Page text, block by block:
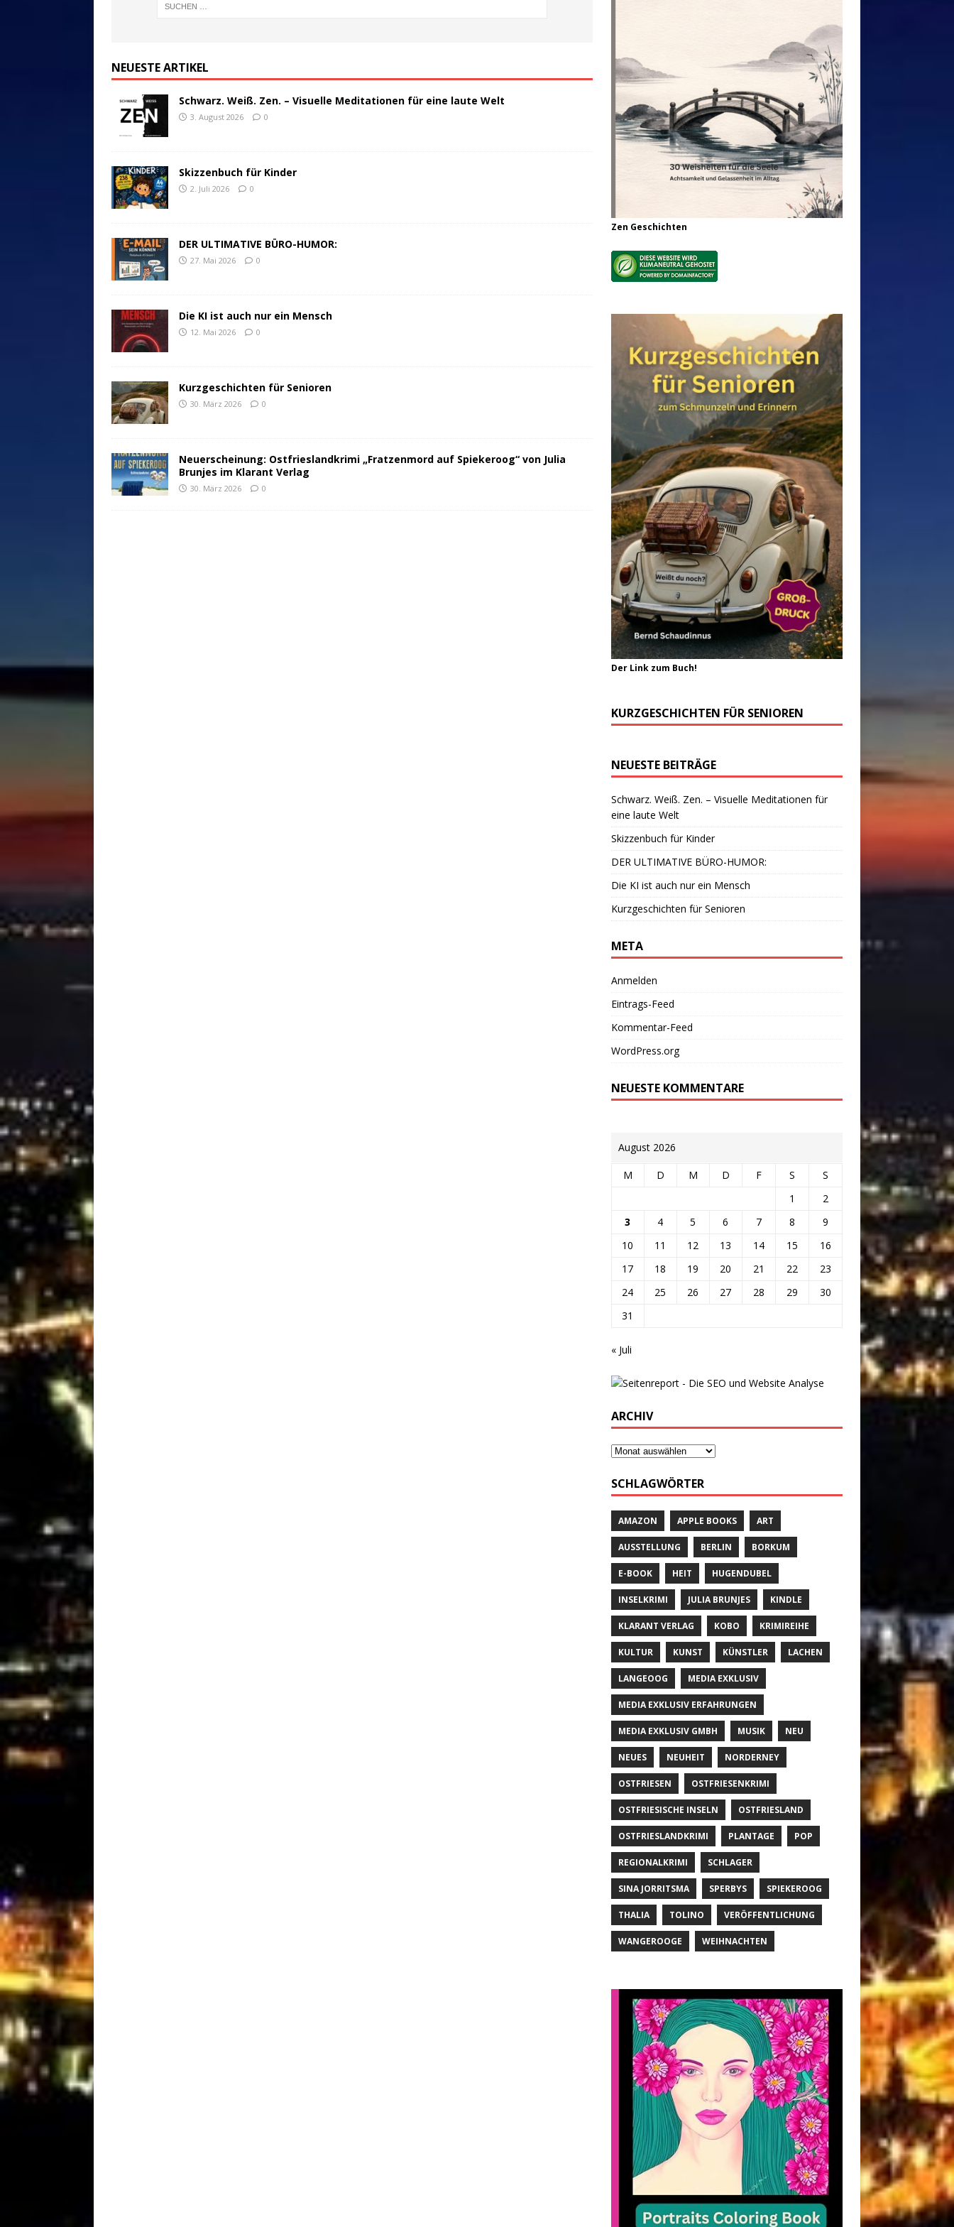
NEUESTE ARTIKEL
Schwarz. Weiß. Zen. – Visuelle Meditationen für eine laute Welt
3. August 2026 0
Skizzenbuch für Kinder
2. Juli 2026 0
DER ULTIMATIVE BÜRO-HUMOR:
27. Mai 2026 0
Die KI ist auch nur ein Mensch
12. Mai 2026 0
Kurzgeschichten für Senioren
30. März 2026 0
Neuerscheinung: Ostfrieslandkrimi „Fratzenmord auf Spiekeroog“ von Julia
Brunjes im Klarant Verlag
30. März 2026 0
Zen Geschichten
Der Link zum Buch!
KURZGESCHICHTEN FÜR SENIOREN
NEUESTE BEITRÄGE
Schwarz. Weiß. Zen. – Visuelle Meditationen für
eine laute Welt
Skizzenbuch für Kinder
DER ULTIMATIVE BÜRO-HUMOR:
Die KI ist auch nur ein Mensch
Kurzgeschichten für Senioren
META
Anmelden
Eintrags-Feed
Kommentar-Feed
WordPress.org
NEUESTE KOMMENTARE
August 2026
M D M D F S
S
1
2
3
4 5 6 7 8
9
10
11 12 13 14 15
16
17
18 19 20 21 22
23
24
25 26 27 28 29
30
31
« Juli
ARCHIV
SCHLAGWÖRTER
AMAZON APPLE BOOKS ART
AUSSTELLUNG BERLIN BORKUM
E-BOOK HEIT HUGENDUBEL
INSELKRIMI JULIA BRUNJES KINDLE
KLARANT VERLAG KOBO KRIMIREIHE
KULTUR KUNST KÜNSTLER LACHEN
LANGEOOG MEDIA EXKLUSIV
MEDIA EXKLUSIV ERFAHRUNGEN
MEDIA EXKLUSIV GMBH MUSIK NEU
NEUES NEUHEIT NORDERNEY
OSTFRIESEN OSTFRIESENKRIMI
OSTFRIESISCHE INSELN OSTFRIESLAND
OSTFRIESLANDKRIMI PLANTAGE POP
REGIONALKRIMI SCHLAGER
SINA JORRITSMA SPERBYS SPIEKEROOG
THALIA TOLINO VERÖFFENTLICHUNG
WANGEROOGE WEIHNACHTEN